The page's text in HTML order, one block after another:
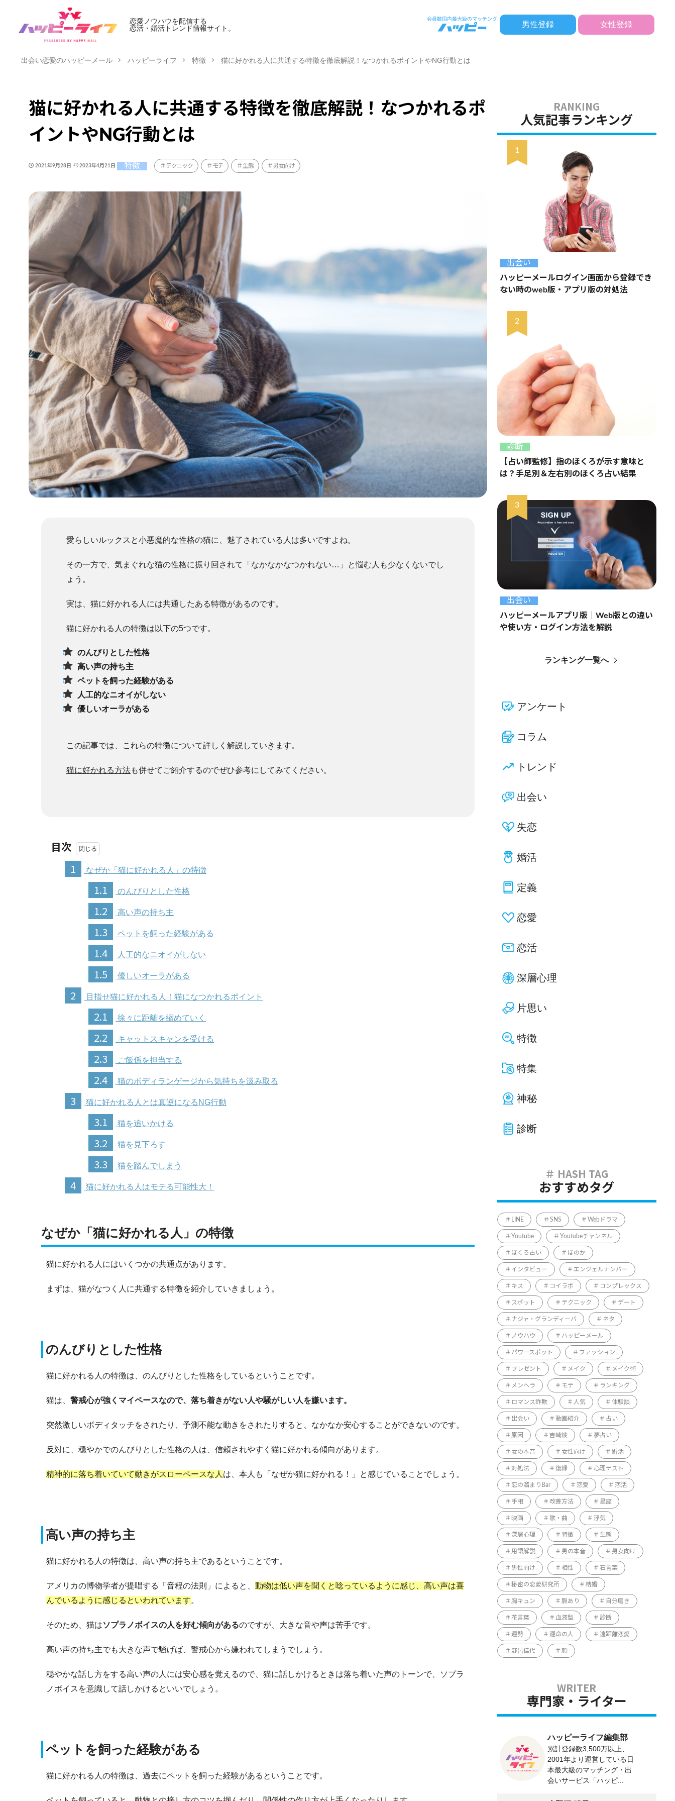
恋愛ノウハウを配信する
恋活・婚活トレンド情報サイト。
男性登録 女性登録
出会い恋愛のハッピーメール ハッピーライフ 特徴 猫に好かれる人に共通する特徴を徹底解説！なつかれるポイントやNG行動とは
猫に好かれる人に共通する特徴を徹底解説！なつかれるポ
イントやNG行動とは
2021年9月28日 2023年4月21日 特徴 テクニック モテ 生態 男女向け
愛らしいルックスと小悪魔的な性格の猫に、魅了されている人は多いですよね。
その一方で、気まぐれな猫の性格に振り回されて「なかなかなつかれない…」と悩む人も少なくないでし
ょう。
実は、猫に好かれる人には共通したある特徴があるのです。
猫に好かれる人の特徴は以下の5つです。
のんびりとした性格
高い声の持ち主
ペットを飼った経験がある
人工的なニオイがしない
優しいオーラがある
この記事では、これらの特徴について詳しく解説していきます。
猫に好かれる方法も併せてご紹介するのでぜひ参考にしてみてください。
目次
1
なぜか「猫に好かれる人」の特徴
1.1 のんびりとした性格
1.2 高い声の持ち主
1.3 ペットを飼った経験がある
1.4 人工的なニオイがしない
1.5 優しいオーラがある
2 目指せ猫に好かれる人！猫になつかれるポイント
2.1 徐々に距離を縮めていく
2.2 キャットスキャンを受ける
2.3 ご飯係を担当する
2.4 猫のボディランゲージから気持ちを汲み取る
3 猫に好かれる人とは真逆になるNG行動
3.1 猫を追いかける
3.2 猫を見下ろす
3.3 猫を踏んでしまう
4 猫に好かれる人はモテる可能性大！
なぜか「猫に好かれる人」の特徴
猫に好かれる人にはいくつかの共通点があります。
まずは、猫がなつく人に共通する特徴を紹介していきましょう。
のんびりとした性格
猫に好かれる人の特徴は、のんびりとした性格をしているということです。
猫は、 警戒心が強くマイペースなので、 落ち着きがない人や騒がしい人を嫌います。
突然激しいボディタッチをされたり、予測不能な動きをされたりすると、なかなか安心することができないのです。
反対に、穏やかでのんびりとした性格の人は、信頼されやすく猫に好かれる傾向があります。
精神的に落ち着いていて動きがスローペースな人 は、本人も 「なぜか猫に好かれる！」と感じていることでしょう。
高い声の持ち主
猫に好かれる人の特徴は、高い声の持ち主であるということです。
アメリカの博物学者が提唱する「音程の法則」によると、 動物は低い声を聞くと唸っているように感じ、高い声は喜
んでいるように感じるといわれています。
そのため、猫はソプラノボイスの人を好む傾向があるのですが、大きな音や声は苦手です。
高い声の持ち主でも大きな声で騒げば、警戒心から嫌われてしまうでしょう。
穏やかな話し方をする高い声の人には安心感を覚えるので、猫に話しかけるときは落ち着いた声のトーンで、ソプラ
ノボイスを意識して話しかけるといいでしょう。
ペットを飼った経験がある
猫に好かれる人の特徴は、過去にペットを飼った経験があるということです。
人気記事ランキング
出会い
ハッピーメールログイン画面から登録でき
ない時のweb版・アプリ版の対処法
診断
【占い師監修】指のほくろが示す意味と
は？手足別＆左右別のほくろ占い結果
出会い
ハッピーメールアプリ版｜Web版との違い
や使い方・ログイン方法を解説
ランキング一覧へ
アンケート
コラム
トレンド
出会い
失恋
婚活
定義
恋愛
恋活
深層心理
片思い
特徴
特集
神秘
診断
おすすめタグ
LINE SNS Webドラマ
Youtube Youtubeチャンネル
ほくろ占い ほのか
インタビュー エンジェルナンバー
キス コイラボ コンプレックス
スポット テクニック デート
ナジャ・グランディーバ ネタ
ノウハウ ハッピーメール
パワースポット ファッション
プレゼント メイク メイク術
メンヘラ モテ ランキング
ロマンス詐欺 人気 体験談
出会い 動画紹介 占い
原因 吉崎綾 夢占い
女の本音 女性向け 婚活
対処法 復縁 心理テスト
恋の溜まりBar 恋愛 恋活
手相 改善方法 星座
映画 歌・曲 浮気
深層心理 特徴 生態
用語解説 男の本音 男女向け
男性向け 相性 石言葉
秘密の恋愛研究所 結婚
胸キュン 脈あり 自分磨き
花言葉 血液型 診断
運勢 運命の人 遠距離恋愛
野呂佳代 顔
専門家・ライター
ハッピーライフ編集部
累計登録数3,500万以上、
2001年より運営している日
本最大級のマッチング・出
会いサービス「ハッピ...